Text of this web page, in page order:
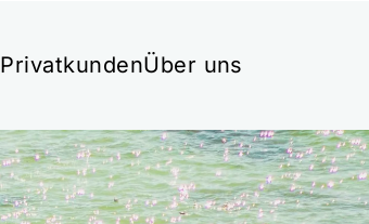
PrivatkundenÜber uns